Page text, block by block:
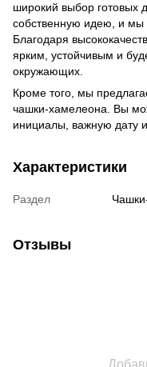
широкий выбор готовых
собственную идею, и мы
Благодаря
ярким, устойчивым и
окружающих.
Кроме того, мы
чашки-хамелеона. Вы
инициалы, важную дату
Характеристики
Раздел
Отзывы